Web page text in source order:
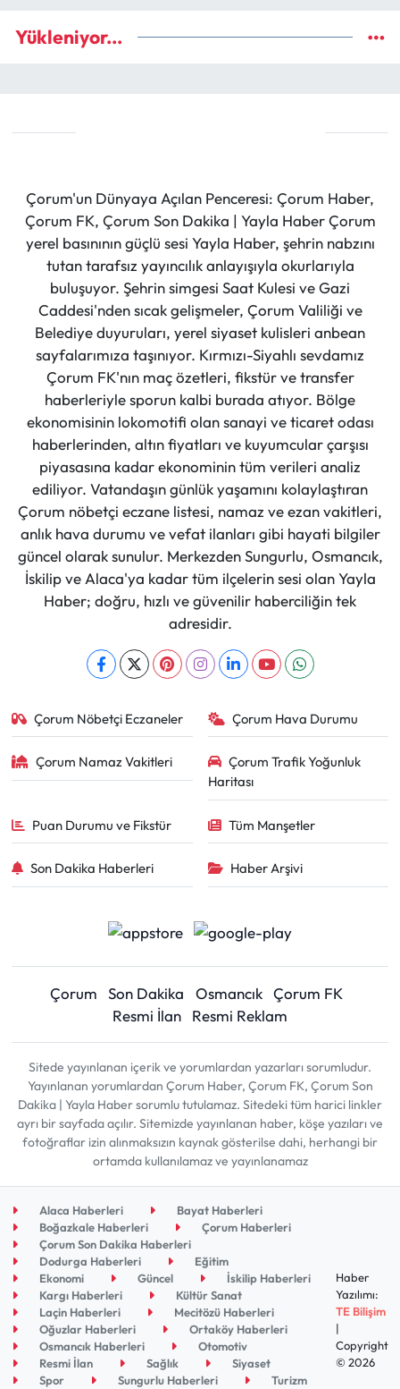
Yükleniyor...
Çorum'un Dünyaya Açılan Penceresi: Çorum Haber,
Çorum FK, Çorum Son Dakika | Yayla Haber Çorum
yerel basınının güçlü sesi Yayla Haber, şehrin nabzını
tutan tarafsız yayıncılık anlayışıyla okurlarıyla
buluşuyor. Şehrin simgesi Saat Kulesi ve Gazi
Caddesi'nden sıcak gelişmeler, Çorum Valiliği ve
Belediye duyuruları, yerel siyaset kulisleri anbean
sayfalarımıza taşınıyor. Kırmızı-Siyahlı sevdamız
Çorum FK'nın maç özetleri, fikstür ve transfer
haberleriyle sporun kalbi burada atıyor. Bölge
ekonomisinin lokomotifi olan sanayi ve ticaret odası
haberlerinden, altın fiyatları ve kuyumcular çarşısı
piyasasına kadar ekonominin tüm verileri analiz
ediliyor. Vatandaşın günlük yaşamını kolaylaştıran
Çorum nöbetçi eczane listesi, namaz ve ezan vakitleri,
anlık hava durumu ve vefat ilanları gibi hayati bilgiler
güncel olarak sunulur. Merkezden Sungurlu, Osmancık,
İskilip ve Alaca'ya kadar tüm ilçelerin sesi olan Yayla
Haber; doğru, hızlı ve güvenilir haberciliğin tek
adresidir.
Çorum Nöbetçi Eczaneler Çorum Hava Durumu
Çorum Namaz Vakitleri
Çorum Trafik Yoğunluk
Haritası
Puan Durumu ve Fikstür Tüm Manşetler
Son Dakika Haberleri Haber Arşivi
Çorum Son Dakika Osmancık Çorum FK
Resmi İlan
Resmi Reklam
Sitede yayınlanan içerik ve yorumlardan yazarları sorumludur.
Yayınlanan yorumlardan Çorum Haber, Çorum FK, Çorum Son
Dakika | Yayla Haber sorumlu tutulamaz. Sitedeki tüm harici linkler
ayrı bir sayfada açılır. Sitemizde yayınlanan haber, köşe yazıları ve
fotoğraflar izin alınmaksızın kaynak gösterilse dahi, herhangi bir
ortamda kullanılamaz ve yayınlanamaz
Alaca Haberleri
Bayat Haberleri
Boğazkale Haberleri
Çorum Haberleri
Çorum Son Dakika Haberleri
Dodurga Haberleri
Eğitim
Ekonomi
Güncel
İskilip Haberleri
Kargı Haberleri
Kültür Sanat
Laçin Haberleri
Mecitözü Haberleri
Oğuzlar Haberleri
Ortaköy Haberleri
Osmancık Haberleri
Otomotiv
Resmi İlan
Sağlık
Siyaset
Spor
Sungurlu Haberleri Turizm
Haber
Yazılımı:
TE Bilişim
|
Copyright
© 2026